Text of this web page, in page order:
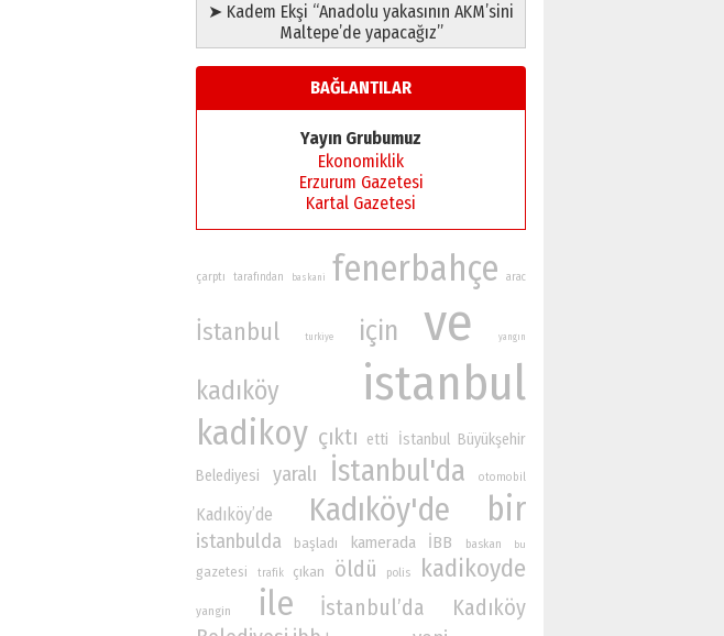
➤ Kadem Ekşi “Anadolu yakasının AKM’sini
Maltepe’de yapacağız”
BAĞLANTILAR
Yayın Grubumuz
Ekonomiklik
Erzurum Gazetesi
Kartal Gazetesi
çarptı tarafından baskani fenerbahçe arac
İstanbul turkiye için ve yangın
kadıköy istanbul
kadikoy çıktı etti
İstanbul Büyükşehir
Belediyesi
yaralı İstanbul'da otomobil
Kadıköy’de Kadıköy'de bir
istanbulda başladı kamerada İBB baskan bu
gazetesi trafik çıkan öldü polis kadikoyde
yangin ile İstanbul’da
Kadıköy